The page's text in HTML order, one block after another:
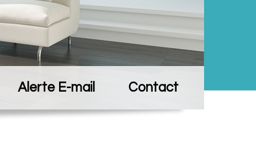
Alerte E-mail Contact